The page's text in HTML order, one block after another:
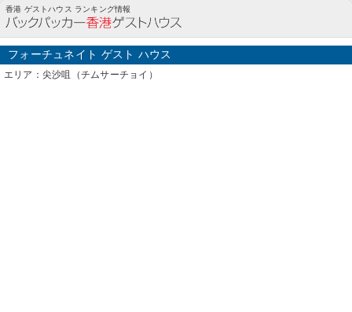
フォーチュネイト ゲスト ハウス(尖沙咀（チムサーチョイ）)の詳細情報
香港 ゲストハウス ランキング情報
フォーチュネイト ゲスト ハウス
エリア：尖沙咀（チムサーチョイ）